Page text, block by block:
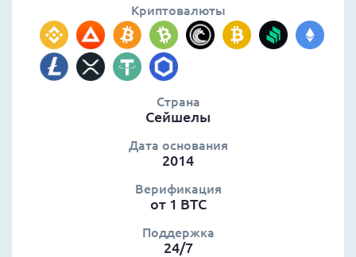
Криптовалюты
Страна
Сейшелы
Дата основания
2014
Верификация
от 1 BTC
Поддержка
24/7